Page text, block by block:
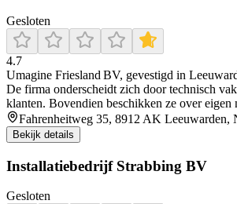
Gesloten
4.7
Umagine Friesland BV, gevestigd in
De firma onderscheidt zich door technisch
klanten. Bovendien beschikken ze over eigen
Fahrenheitweg 35, 8912 AK Leeuwarden,
Bekijk details
Installatiebedrijf Strabbing BV
Gesloten